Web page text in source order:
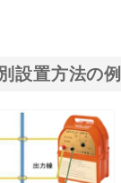
設置方法の例